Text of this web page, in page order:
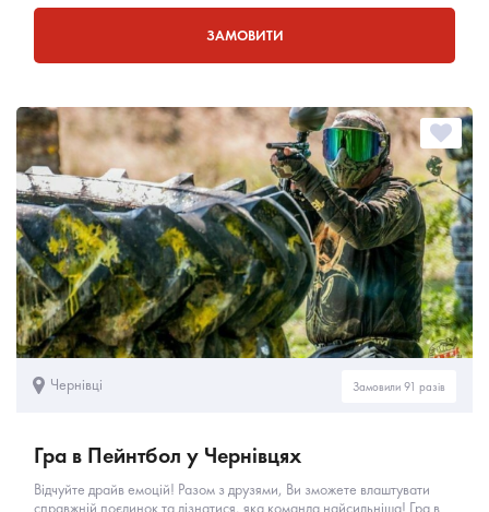
ЗАМОВИТИ
Чернівці Замовили 91 разів
Гра в Пейнтбол у Чернівцях
Відчуйте драйв емоцій! Разом з друзями, Ви зможете влаштувати
справжній поєдинок та дізнатися, яка команда найсильніша! Гра в